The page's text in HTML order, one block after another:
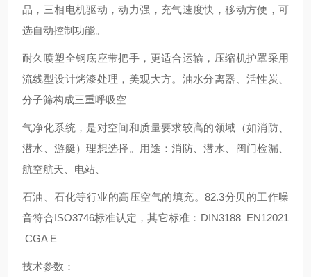
品，三相电机驱动，动力强，充气速度快，移动方便，可
选自动控制功能。
耐久喷塑全钢底座带把手，更适合运输，压缩机护罩采用
流线型设计烤漆处理，美观大方。油水分离器、活性炭、
分子筛构成三重呼吸空
气净化系统，是对空间和质量要求较高的领域（如消防、
潜水、游艇）理想选择。用途：消防、潜水、阀门检漏、
航空航天、电站、
石油、石化等行业的高压空气的填充。82.3分贝的工作噪
音符合ISO3746标准认定，其它标准：DIN3188 EN12021
CGA E
技术参数：